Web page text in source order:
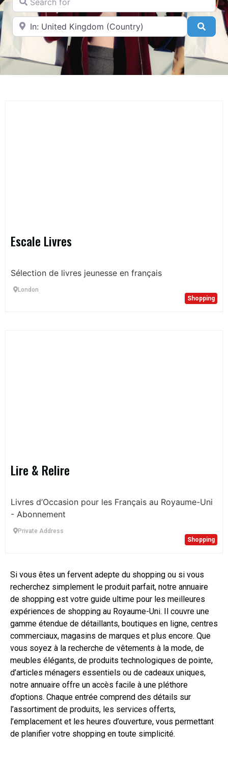
Near
Escale Livres
Sélection de livres jeunesse en français
London
Shopping
Lire & Relire
Livres d’Occasion pour les Français au Royaume-Uni
- Abonnement
Private Address
Shopping
Si vous êtes un fervent adepte du shopping ou si vous
recherchez simplement le produit parfait, notre annuaire
de shopping est votre guide ultime pour les meilleures
expériences de shopping au Royaume-Uni. Il couvre une
gamme étendue de détaillants, boutiques en ligne, centres
commerciaux, magasins de marques et plus encore. Que
vous soyez à la recherche de vêtements à la mode, de
meubles élégants, de produits technologiques de pointe,
d’articles ménagers essentiels ou de cadeaux uniques,
notre annuaire offre un accès facile à une pléthore
d’options. Chaque entrée comprend des détails sur
l’assortiment de produits, les services offerts,
l’emplacement et les heures d’ouverture, vous permettant
de planifier votre shopping en toute simplicité.